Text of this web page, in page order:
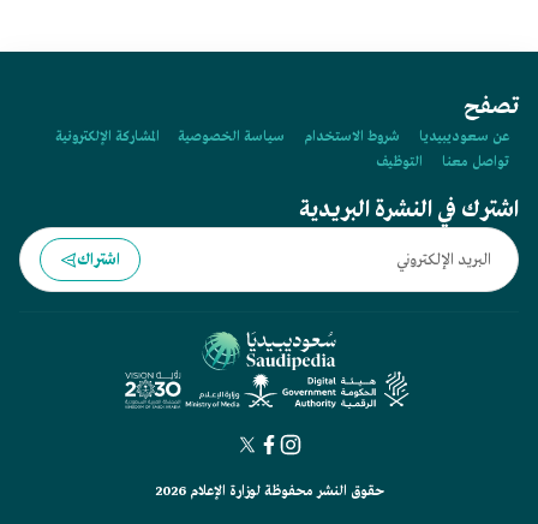
تصفح
عن سعوديبيديا شروط الاستخدام سياسة الخصوصية
المشاركة الإلكترونية
تواصل معنا
التوظيف
اشترك في النشرة البريدية
اشتراك
حقوق النشر محفوظة لوزارة الإعلام 2026